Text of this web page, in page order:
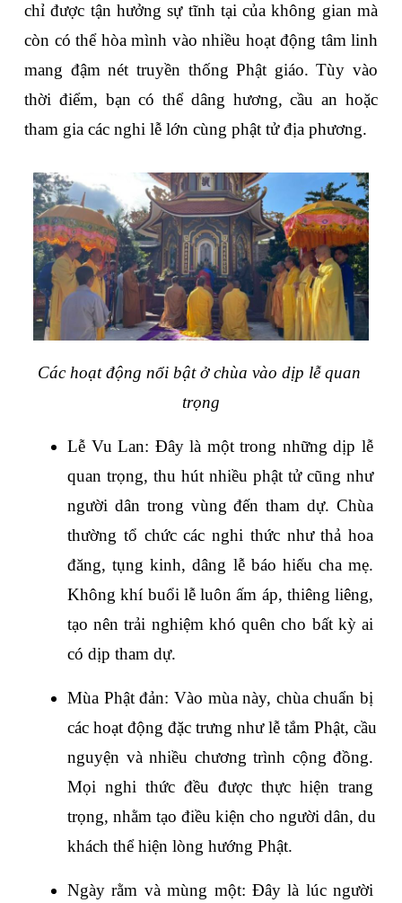
chỉ được tận hưởng sự tĩnh tại của không gian mà
còn có thể hòa mình vào nhiều hoạt động tâm linh
mang đậm nét truyền thống Phật giáo. Tùy vào
thời điểm, bạn có thể dâng hương, cầu an hoặc
tham gia các nghi lễ lớn cùng phật tử địa phương.
Các hoạt động nổi bật ở chùa vào dịp lễ quan
trọng
Lễ Vu Lan: Đây là một trong những dịp lễ
quan trọng, thu hút nhiều phật tử cũng như
người dân trong vùng đến tham dự. Chùa
thường tổ chức các nghi thức như thả hoa
đăng, tụng kinh, dâng lễ báo hiếu cha mẹ.
Không khí buổi lễ luôn ấm áp, thiêng liêng,
tạo nên trải nghiệm khó quên cho bất kỳ ai
có dịp tham dự.
Mùa Phật đản: Vào mùa này, chùa chuẩn bị
các hoạt động đặc trưng như lễ tắm Phật, cầu
nguyện và nhiều chương trình cộng đồng.
Mọi nghi thức đều được thực hiện trang
trọng, nhằm tạo điều kiện cho người dân, du
khách thể hiện lòng hướng Phật.
Ngày rằm và mùng một: Đây là lúc người